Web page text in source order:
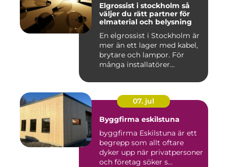
Elgrossist i stockholm så
väljer du rätt partner för
elmaterial och belysning
En elgrossist i Stockholm är
mer än ett lager med kabel,
brytare och lampor. För
många installatörer...
07. jul
Byggfirma eskilstuna
byggfirma Eskilstuna är ett
begrepp som allt oftare
dyker upp när privatpersoner
och företag söker s...